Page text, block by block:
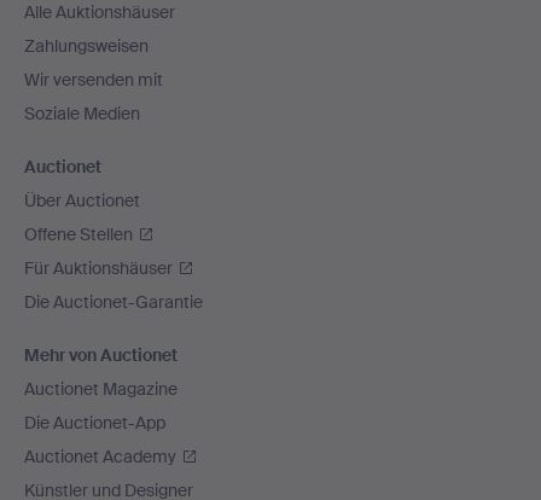
Alle Auktionshäuser
Zahlungsweisen
Wir versenden mit
Soziale Medien
Auctionet
Über Auctionet
Offene Stellen
Für Auktionshäuser
Die Auctionet-Garantie
Mehr von Auctionet
Auctionet Magazine
Die Auctionet-App
Auctionet Academy
Künstler und Designer